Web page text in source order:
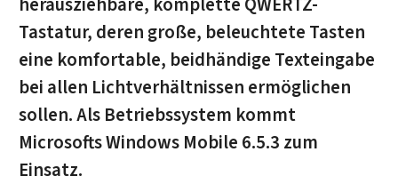
Tastatur, deren große, beleuchtete Tasten
eine komfortable, beidhändige Texteingabe
bei allen Lichtverhältnissen ermöglichen
sollen. Als Betriebssystem kommt
Microsofts Windows Mobile 6.5.3 zum
Einsatz.